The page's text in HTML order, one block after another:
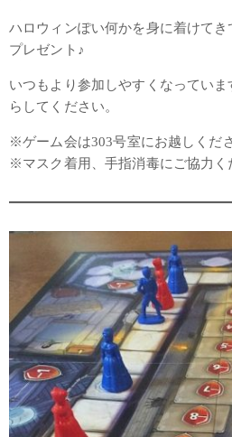
ハロウィンぽい何かを身に着けて
プレゼント♪
いつもより参加しやすくなってい
らしてください。
※ゲーム会は303号室にお越しくだ
※マスク着用、手指消毒にご協力く